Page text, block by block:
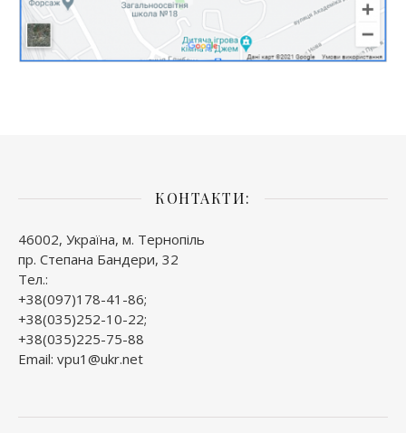
КОНТАКТИ:
46002, Україна, м. Тернопіль
пр. Степана Бандери, 32
Тел.:
+38(097)178-41-86;
+38(035)252-10-22;
+38(035)225-75-88
Email: vpu1@ukr.net